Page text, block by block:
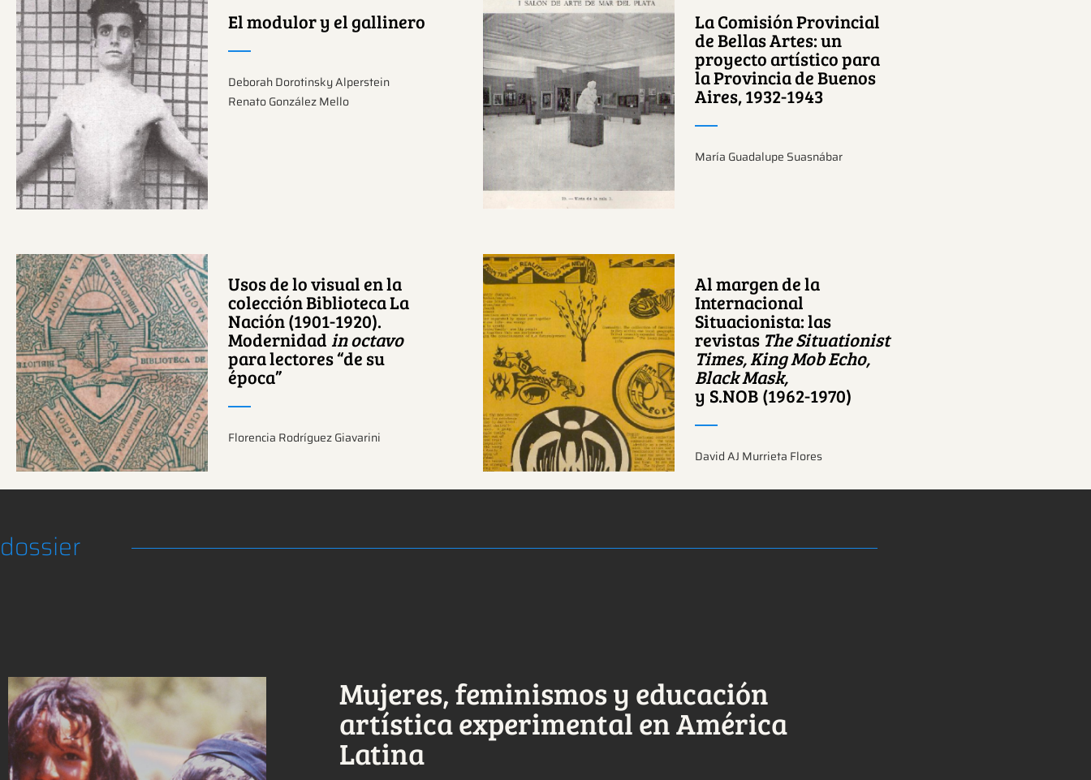
Ver más sobre este
tema.
El modulor y el gallinero
Deborah Dorotinsky Alperstein
Renato González Mello
Ver más sobre este
tema.
La Comisión Provincial
de Bellas Artes: un
proyecto artístico para
la Provincia de Buenos
Aires, 1932-1943
María Guadalupe Suasnábar
Ver más sobre este
tema.
Usos de lo visual en la
colección Biblioteca La
Nación (1901-1920).
Modernidad in octavo
para lectores “de su
época”
Florencia Rodríguez Giavarini
Ver más sobre este
tema.
Al margen de la
Internacional
Situacionista: las
revistas The Situationist
Times, King Mob Echo,
Black Mask,
y S.NOB (1962-1970)
David AJ Murrieta Flores
dossier
Mujeres, feminismos y educación
artística experimental en América
Latina